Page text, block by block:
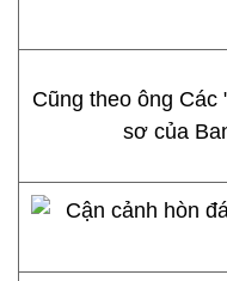
Cũng theo ông Các
sơ của